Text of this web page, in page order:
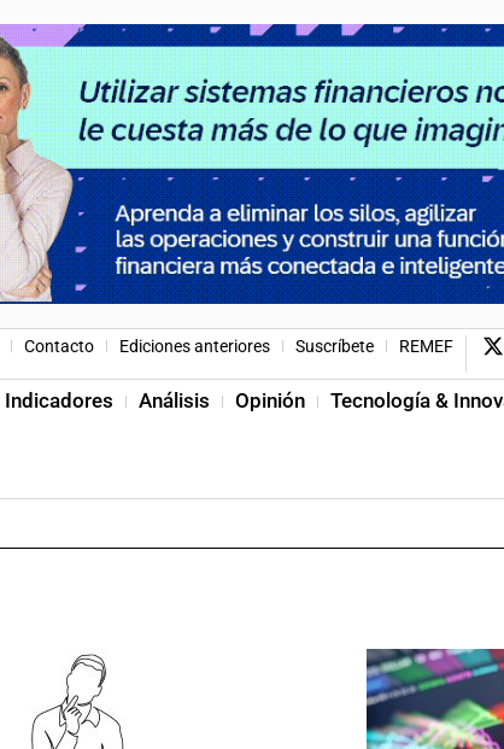
Contacto Ediciones anteriores Suscríbete REMEF
Indicadores Análisis Opinión Tecnología &